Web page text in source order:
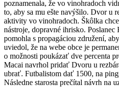
poznamenala, že vo vinohradoch
to, aby sa mu ešte navýšilo. Dvor u
aktivity vo vinohradoch. Škôlka
nástroje, dopravné ihrisko.
pomohla s propagáciou združení,
uviedol, že na webe obce je
o možnosti poukázať dve percenta
Macai navrhol pridať Dvoru u
ubrať. Futbalistom dať 1500, na
Následne starosta prečítal návrh na